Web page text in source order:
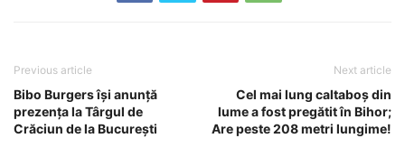
Previous article
Bibo Burgers îşi anunţă
prezenţa la Târgul de
Crăciun de la Bucureşti
Next article
Cel mai lung caltaboş din
lume a fost pregătit în Bihor;
Are peste 208 metri lungime!